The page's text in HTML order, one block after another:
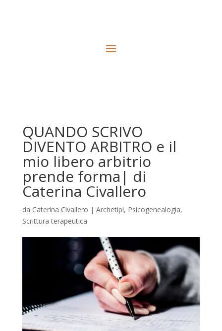
QUANDO SCRIVO
DIVENTO ARBITRO e il
mio libero arbitrio
prende forma| di
Caterina Civallero
da Caterina Civallero | Archetipi, Psicogenealogia,
Scrittura terapeutica